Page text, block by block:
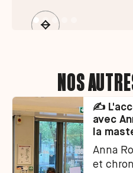
NOS
✍️
avec
la
Anna
et